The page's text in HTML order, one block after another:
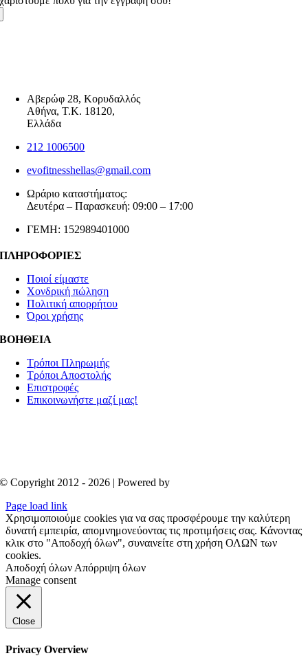
Αβερώφ 28, Κορυδαλλός
Αθήνα, Τ.Κ. 18120,
Ελλάδα
212 1006500
evofitnesshellas@gmail.com
Ωράριο καταστήματος:
Δευτέρα – Παρασκευή: 09:00 – 17:00
ΓΕΜΗ: 152989401000
ΠΛΗΡΟΦΟΡΙΕΣ
Ποιοί είμαστε
Χονδρική πώληση
Πολιτική απορρήτου
Όροι χρήσης
ΒΟΗΘΕΙΑ
Τρόποι Πληρωμής
Τρόποι Αποστολής
Επιστροφές
Επικοινωνήστε μαζί μας!
© Copyright 2012 - 2026 | Powered by
Page load link
Χρησιμοποιούμε cookies για να σας προσφέρουμε την καλύτερη
δυνατή εμπειρία, απομνημονεύοντας τις προτιμήσεις σας. Κάνοντας
κλικ στο "Αποδοχή όλων", συναινείτε στη χρήση ΟΛΩΝ των
cookies.
Αποδοχή όλων Απόρριψη όλων
Manage consent
Close
Privacy Overview